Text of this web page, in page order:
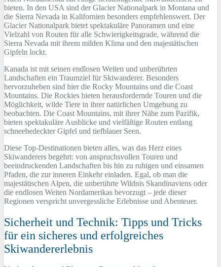
bieten. In den USA sind der Glacier Nationalpark in Montana und
die Sierra Nevada in Kalifornien besonders empfehlenswert. Der
Glacier Nationalpark bietet spektakuläre Panoramen und eine
Vielzahl von Routen für alle Schwierigkeitsgrade, während die
Sierra Nevada mit ihrem milden Klima und den majestätischen
Gipfeln lockt.
Kanada ist mit seinen endlosen Weiten und unberührten
Landschaften ein Traumziel für Skiwanderer. Besonders
hervorzuheben sind hier die Rocky Mountains und die Coast
Mountains. Die Rockies bieten herausfordernde Touren und die
Möglichkeit, wilde Tiere in ihrer natürlichen Umgebung zu
beobachten. Die Coast Mountains, mit ihrer Nähe zum Pazifik,
bieten spektakuläre Ausblicke und vielfältige Routen entlang
schneebedeckter Gipfel und tiefblauer Seen.
Diese Top-Destinationen bieten alles, was das Herz eines
Skiwanderers begehrt: von anspruchsvollen Touren und
beeindruckenden Landschaften bis hin zu ruhigen und einsamen
Pfaden, die zur inneren Einkehr einladen. Egal, ob man die
majestätischen Alpen, die unberührte Wildnis Skandinaviens oder
die endlosen Weiten Nordamerikas bevorzugt – jede dieser
Regionen verspricht unvergessliche Erlebnisse und Abenteuer.
Sicherheit und Technik: Tipps und Tricks
für ein sicheres und erfolgreiches
Skiwandererlebnis